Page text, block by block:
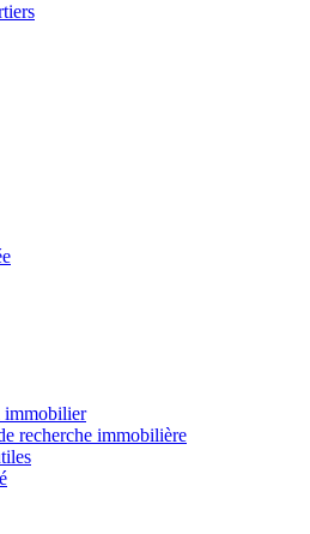
immobilier
recherche immobilière